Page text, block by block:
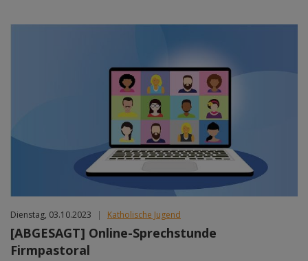
Aug 2026
Okt 2026
Nov 2026
Dez 2026
Jan 2027
Feb 2027
Mär 2027
Apr 2027
Mai 2027
Jul 2027
Dienstag, 03.10.2023 | Katholische Jugend
[ABGESAGT] Online-Sprechstunde
Firmpastoral